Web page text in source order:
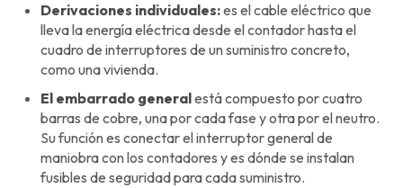
Derivaciones individuales:es el cable eléctrico que
lleva la energía eléctrica desde el contador hasta el
cuadro de interruptores de un suministro concreto,
como una vivienda.
El embarrado generalestá compuesto por cuatro
barras de cobre, una por cada fase y otra por el neutro.
Su función es conectar el interruptor general de
maniobra con los contadores y es dónde se instalan
fusibles de seguridad para cada suministro.